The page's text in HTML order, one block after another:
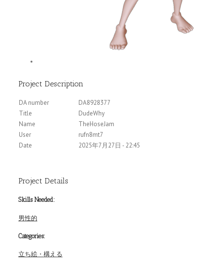
Project Description
DA number
DA8928377
Title
DudeWhy
Name
TheHoseJam
User
rufn8mt7
Date
2025年7月27日 - 22:45
Project Details
Skills Needed:
男性的
Categories:
立ち絵・構える